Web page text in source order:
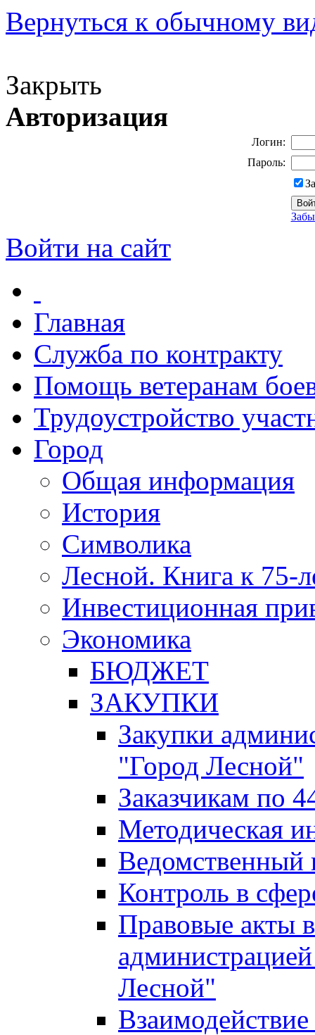
Вернуться к обычному
Закрыть
Авторизация
Логин:
Пароль:
Войти на сайт
Главная
Служба по контракту
Помощь ветеранам
Трудоустройство
Город
Общая информация
История
Символика
Лесной. Книга к 75-
Инвестиционная
Экономика
БЮДЖЕТ
ЗАКУПКИ
Закупки
"Город Лесной"
Заказчикам по
Методическая
Ведомственный
Контроль в
Правовые акты
Лесной"